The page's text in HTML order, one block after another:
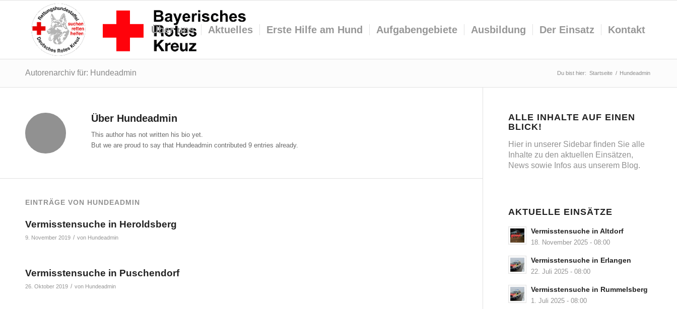
Über uns Aktuelles Erste Hilfe am Hund Aufgabengebiete Ausbildung Der Einsatz Kontakt
Autorenarchiv für: Hundeadmin Du bist hier: Startseite / Hundeadmin
Über Hundeadmin
This author has not written his bio yet.
But we are proud to say that Hundeadmin contributed 9 entries already.
EINTRÄGE VON HUNDEADMIN
Vermisstensuche in Heroldsberg
9. November 2019 / von Hundeadmin
Vermisstensuche in Puschendorf
26. Oktober 2019 / von Hundeadmin
ALLE INHALTE AUF EINEN
BLICK!
Hier in unserer Sidebar finden Sie alle
Inhalte zu den aktuellen Einsätzen,
News sowie Infos aus unserem Blog.
AKTUELLE EINSÄTZE
Vermisstensuche in Altdorf
18. November 2025 - 08:00
Vermisstensuche in Erlangen
22. Juli 2025 - 08:00
Vermisstensuche in Rummelsberg
1. Juli 2025 - 08:00